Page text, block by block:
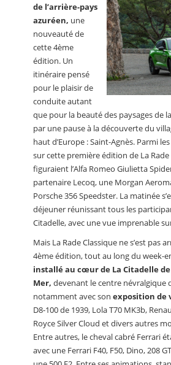
de l’arrière-pays
azuréen, une
nouveauté de
cette 4ème
édition. Un
itinéraire pensé
pour le plaisir de
conduite autant
que pour la beauté des paysages de
par une pause à la découverte du
haut d’Europe : Saint-Agnès. Parmi
sur cette première édition de La Rade
figuraient l’Alfa Romeo Giulietta
partenaire Lecoq, une Morgan
Porsche 356 Speedster. La matinée
déjeuner réunissant tous les
Citadelle, avec une vue imprenable
Mais La Rade Classique ne s’est pas
4ème édition, tout au long du week-
installé au cœur de La Citadelle
Mer, devenant le centre névralgique
notamment avec son exposition de
D8-100 de 1939, Lola T70 MK3b,
Royce Silver Cloud et divers autres
Entre autres, le cheval cabré Ferrari
avec une Ferrari F40, F50, Dino, 208